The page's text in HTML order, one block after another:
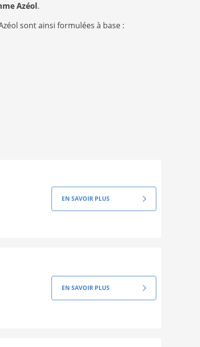
Azéol.
sont ainsi formulées à base :
EN SAVOIR PLUS
EN SAVOIR PLUS